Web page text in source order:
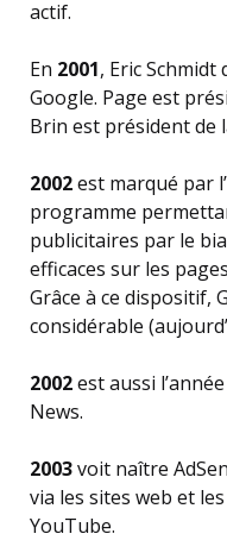
actif.
En 2001, Eric
Google. Page est
Brin est président de
2002est marqué par
programme
publicitaires par le
efficaces sur les
Grâce à ce dispositif,
considérable
2002est aussi
News.
2003voit naître
via les sites web et
YouTube.